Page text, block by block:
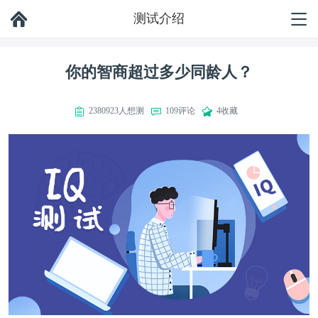
测试介绍
你的智商超过多少同龄人？
2380923人想测 109评论 4收藏